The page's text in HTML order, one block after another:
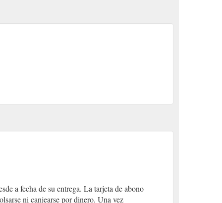
a fecha de su entrega. La tarjeta de abono
ni canjearse por dinero. Una vez